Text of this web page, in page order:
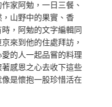
家阿勉，一日三餐、
山野中的果實、香
，阿勉的文字編輯同
來到他的住處拜訪，
的人一起品嘗的料理
感恩之心去收下這些
是懷抱一股珍惜活在